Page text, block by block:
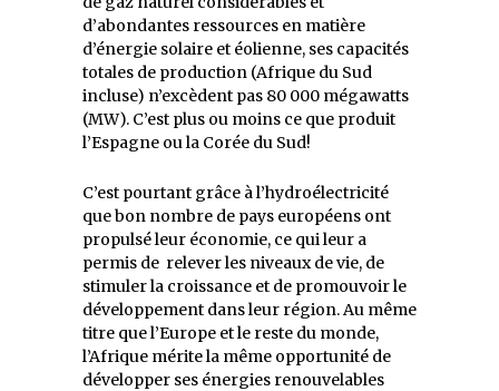
d’abondantes ressources en matière
d’énergie solaire et éolienne, ses capacités
totales de production (Afrique du Sud
incluse) n’excèdent pas 80 000 mégawatts
(MW). C’est plus ou moins ce que produit
l’Espagne ou la Corée du Sud!
C’est pourtant grâce à l’hydroélectricité
que bon nombre de pays européens ont
propulsé leur économie, ce qui leur a
permis de relever les niveaux de vie, de
stimuler la croissance et de promouvoir le
développement dans leur région. Au même
titre que l’Europe et le reste du monde,
l’Afrique mérite la même opportunité de
développer ses énergies renouvelables